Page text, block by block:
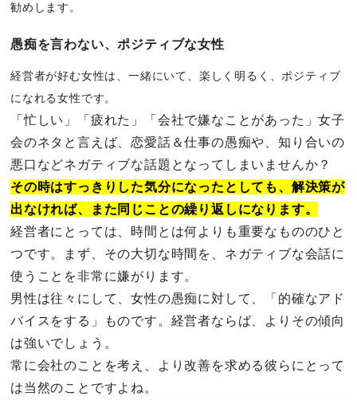
勧めします。
愚痴を言わない、ポジティブな女性
経営者が好む女性は、一緒にいて、楽しく明るく、ポジティブ
になれる女性です。
「忙しい」「疲れた」「会社で嫌なことがあった」女子
会のネタと言えば、恋愛話＆仕事の愚痴や、知り合いの
悪口などネガティブな話題となってしまいませんか？
その時はすっきりした気分になったとしても、解決策が
出なければ、また同じことの繰り返しになります。
経営者にとっては、時間とは何よりも重要なもののひと
つです。まず、その大切な時間を、ネガティブな会話に
使うことを非常に嫌がります。
男性は往々にして、女性の愚痴に対して、「的確なアド
バイスをする」ものです。経営者ならば、よりその傾向
は強いでしょう。
常に会社のことを考え、より改善を求める彼らにとって
は当然のことですよね。